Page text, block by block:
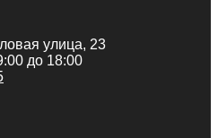
улица, 23
до 18:00